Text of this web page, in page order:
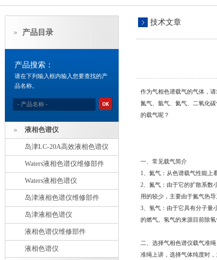
产品目录
产品搜索：
请在下列输入框内输入您要查找的产
品名称。
液相色谱仪
岛津LC-20A高效液相色谱仪
Waters液相色谱仪维修部件
Waters液相色谱仪
岛津液相色谱仪维修部件
岛津液相色谱仪
液相色谱仪维修部件
液相色谱仪
技术文章
作为气相色谱载气的气体，
氮气、氩气、氦气、二氧化
的载气呢？
一、常见载气简介
1、氦气：从色谱载气性能上
2、氮气：由于它的扩散系数
用的较少，主要由于氮气热
3、氢气：由于它具有分子量
的燃气。氢气的来源目前除
二、选择气相色谱仪载气准绳
准绳上讲，选择气体纯度时